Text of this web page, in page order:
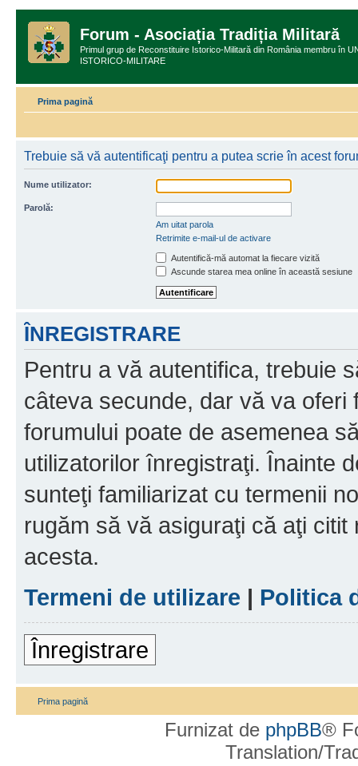
Forum - Asociația Tradiția Militară
Primul grup de Reconstituire Istorico-Militară din România membru în
ISTORICO-MILITARE
Prima pagină
Trebuie să vă autentificaţi pentru a putea scrie în acest
Nume utilizator:
Parolă:
Am uitat parola
Retrimite e-mail-ul de activare
Autentifică-mă automat la fiecare vizită
Ascunde starea mea online în această sesiune
ÎNREGISTRARE
Pentru a vă autentifica, trebuie
câteva secunde, dar vă va oferi
forumului poate de asemenea
utilizatorilor înregistraţi. Înainte
sunteţi familiarizat cu termenii
rugăm să vă asiguraţi că aţi
acesta.
Termeni de utilizare | Politica
Înregistrare
Prima pagină
Furnizat de phpBB®
Translation/